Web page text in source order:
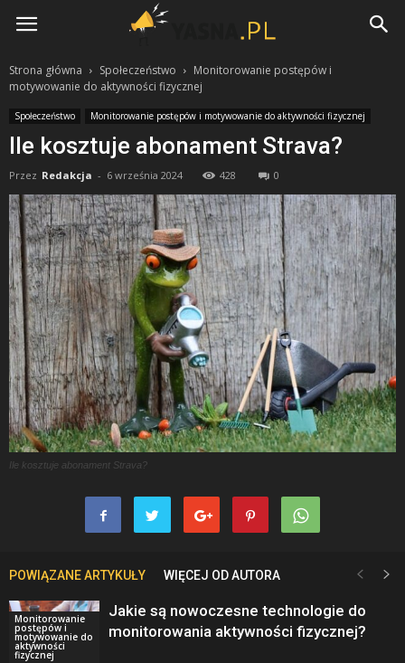
Yasna.pl
Strona główna Społeczeństwo
Monitorowanie postępów i
motywowanie do aktywności fizycznej
Społeczeństwo Monitorowanie postępów i motywowanie do aktywności fizycznej
Ile kosztuje abonament Strava?
Przez Redakcja - 6 września 2024 428 0
Ile kosztuje abonament Strava?
POWIĄZANE ARTYKUŁY WIĘCEJ OD AUTORA
Monitorowanie
postępów i
motywowanie do
aktywności
fizycznej
Jakie są nowoczesne technologie do
monitorowania aktywności fizycznej?